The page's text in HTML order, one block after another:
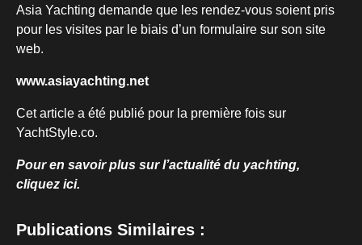
Asia Yachting demande que les rendez-vous soient pris
pour les visites par le biais d’un formulaire sur son site
web.
www.asiayachting.net
Cet article a été publié pour la première fois sur
YachtStyle.co.
Pour en savoir plus sur l’actualité du yachting,
cliquez ici.
Publications Similaires :